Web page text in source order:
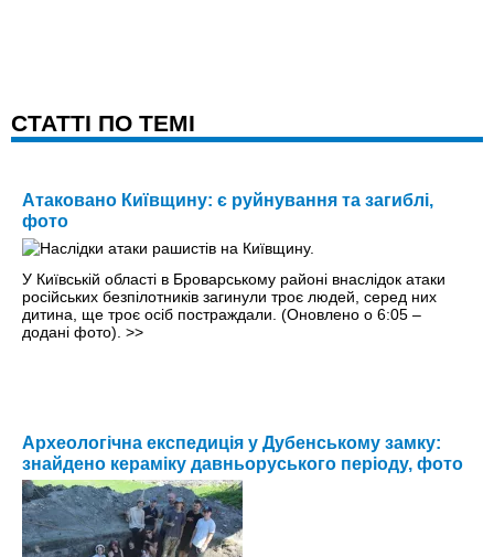
CТАТТІ ПО ТЕМІ
Атаковано Київщину: є руйнування та загиблі,
фото
У Київській області в Броварському районі внаслідок атаки
російських безпілотників загинули троє людей, серед них
дитина, ще троє осіб постраждали. (Оновлено о 6:05 –
додані фото). >>
Археологічна експедиція у Дубенському замку:
знайдено кераміку давньоруського періоду, фото